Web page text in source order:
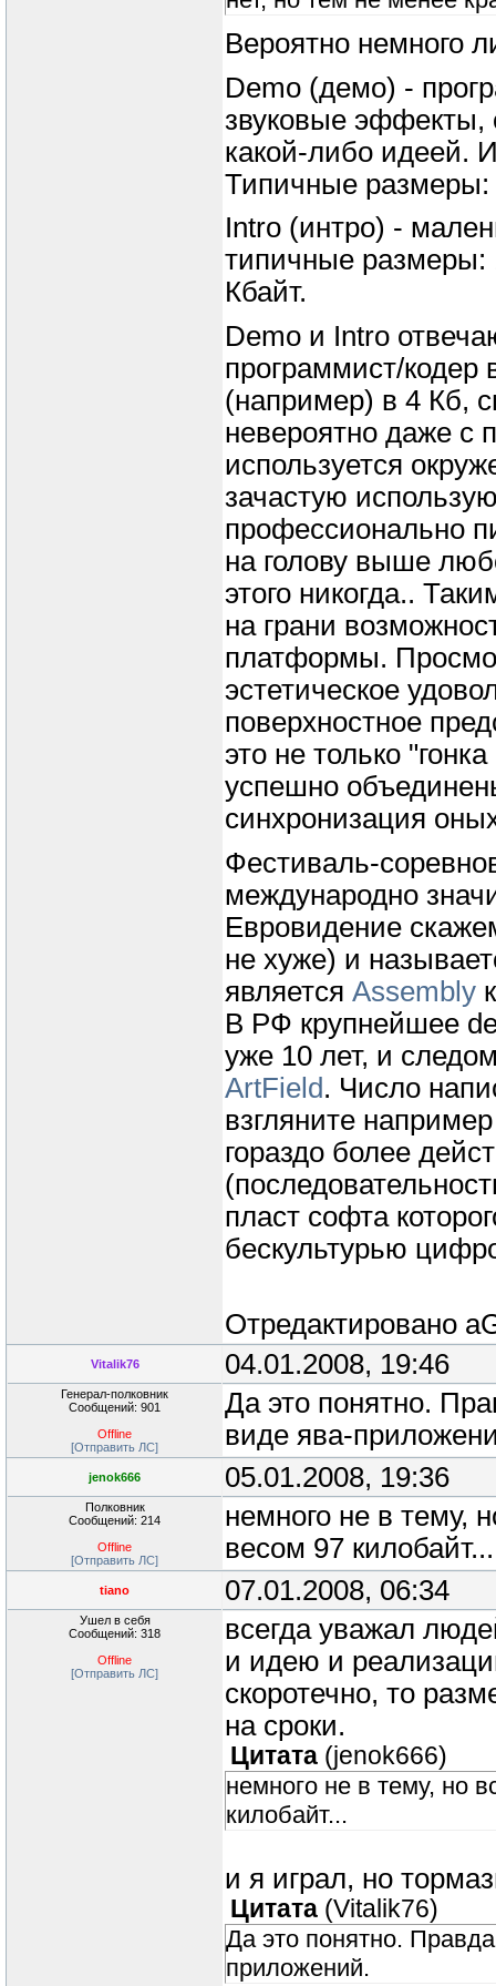
Вероятно немного
Demo (демо) -
звуковые
какой-либо идеей.
Типичные
Intro (интро) -
типичные размеры:
Кбайт.
Demo и Intro
программист/
(например) в 4 Кб,
невероятно даже с
используется
зачастую
профессионально
на голову выше
этого никогда..
на грани
платформы.
эстетическое
поверхностное
это не только
успешно
синхронизация
Фестиваль-
международно
Евровидение
не хуже) и
является Assembly
В РФ крупнейшее
уже 10 лет, и
ArtField. Число
взгляните
гораздо более
пласт софта
бескультурью
Отредактировано
Vitalik76 04.01.2008, 19:46
Генерал-полковник
Сообщений: 901
Offline
[Отправить ЛС]
Да это понятно.
виде ява-
jenok666 05.01.2008, 19:36
Полковник
Сообщений: 214
Offline
[Отправить ЛС]
немного не в тему,
весом 97 килобайт...
tiano 07.01.2008, 06:34
Ушел в себя
Сообщений: 318
Offline
[Отправить ЛС]
всегда уважал
и идею и
скоротечно, то
на сроки.
Цитата (jenok666)
немного не в тему, но
килобайт...
и я играл, но
Цитата (Vitalik76)
Да это понятно.
приложений.